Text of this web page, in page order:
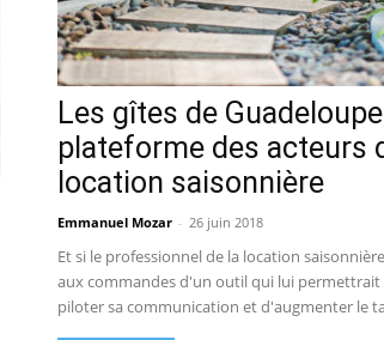
Les gîtes de
plateforme des acteurs
location saisonnière
Emmanuel Mozar - 26 juin 2018
Et si le professionnel de la location
aux commandes d'un outil qui lui permettrait
piloter sa communication et d'augmenter le